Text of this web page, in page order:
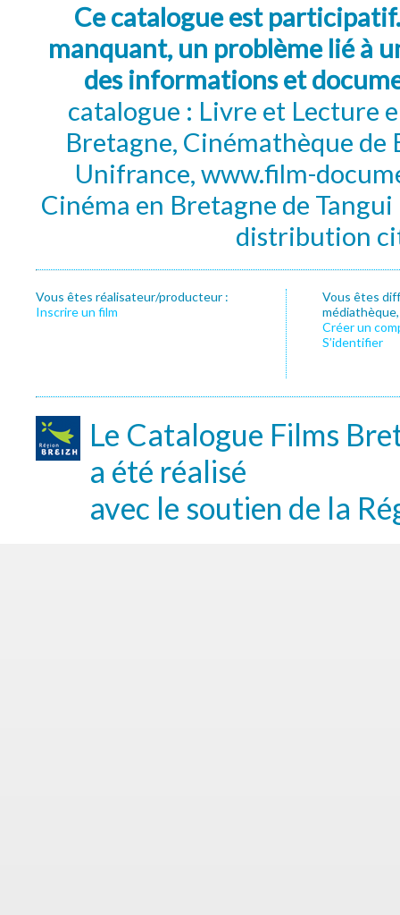
Ce catalogue est
manquant, un problème lié à
des informations et
catalogue : Livre et Lecture
Bretagne, Cinémathèque de
Unifrance, www.film-
Cinéma en Bretagne de
distribution
Vous êtes réalisateur/producteur :
Inscrire un film
Vous êtes
Créer un
S’identifier
Le Catalogue Films
a été réalisé
avec le soutien de la